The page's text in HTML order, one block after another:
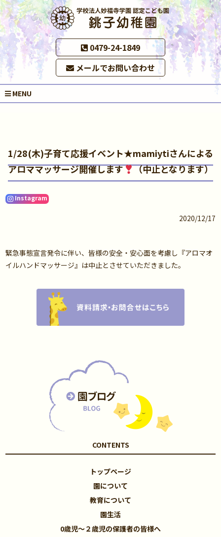
0479-24-1849
メールでお問い合わせ
MENU
1/28(木)子育て応援イベント★mamiytiさんによる
アロママッサージ開催します
（中止となります）
Instagram
2020/12/17
緊急事態宣言発令に伴い、皆様の安全・安心面を考慮し『アロマオ
イルハンドマッサージ』は中止とさせていただきました。
CONTENTS
トップページ
園について
教育について
園生活
0歳児～２歳児の保護者の皆様へ